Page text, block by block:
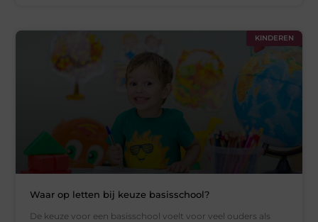
KINDEREN
Waar op letten bij keuze basisschool?
De keuze voor een basisschool voelt voor veel ouders als